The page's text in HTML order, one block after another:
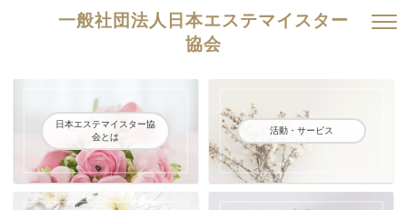
一般社団法人日本エステマイスター
協会
日本エステマイスター協
会とは
活動・サービス